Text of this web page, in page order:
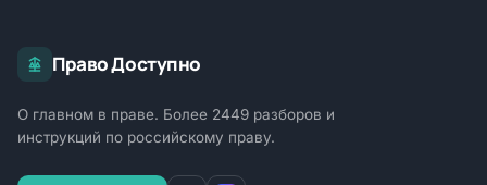
Право Доступно
О главном в праве. Более 2449 разборов и
инструкций по российскому праву.